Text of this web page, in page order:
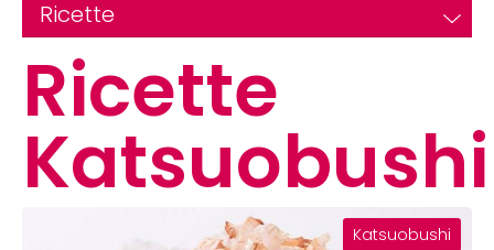
Ricette
Ricette
Katsuobushi
Katsuobushi